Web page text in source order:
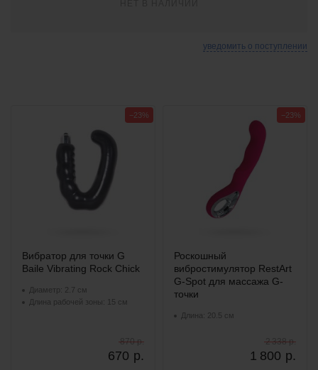
уведомить о поступлении
Вибратор для точки G
Baile Vibrating Rock Chick
Диаметр: 2.7 см
Длина рабочей зоны: 15 см
670 р.
870 р.
−23%
Роскошный
вибростимулятор RestArt
G-Spot для массажа G-
точки
Длина: 20.5 см
1 800 р.
2 338 р.
−23%